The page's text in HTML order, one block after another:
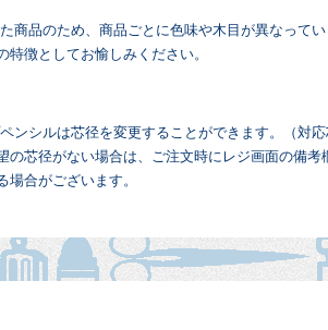
商品のため、商品ごとに色味や木目が異なってい
徴としてお愉しみください。
ンシルは芯径を変更することができます。（対
の芯径がない場合は、ご注文時にレジ画面の備考
合がございます。